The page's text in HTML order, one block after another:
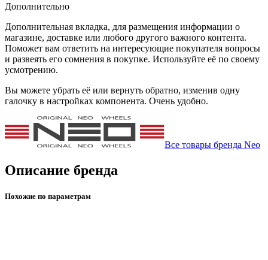
Дополнительно
Дополнительная вкладка, для размещения информации о
магазине, доставке или любого другого важного контента.
Поможет вам ответить на интересующие покупателя вопросы
и развеять его сомнения в покупке. Используйте её по своему
усмотрению.
Вы можете убрать её или вернуть обратно, изменив одну
галочку в настройках компонента. Очень удобно.
Все товары бренда Neo
Описание бренда
Похожие по параметрам